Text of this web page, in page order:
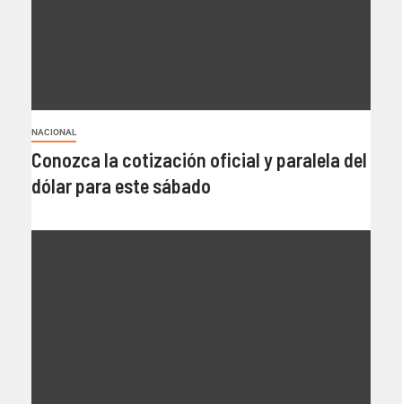
NACIONAL
Conozca la cotización oficial y paralela del
dólar para este sábado